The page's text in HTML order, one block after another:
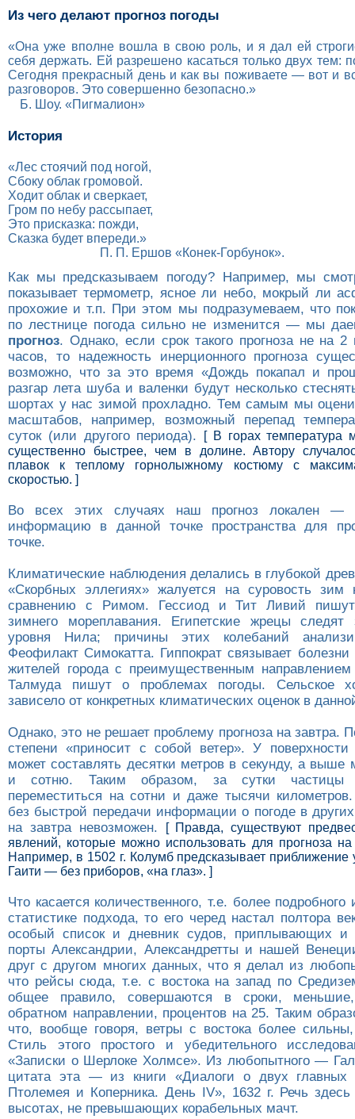
Из чего делают прогноз погоды
«Она уже вполне вошла в свою роль, и я дал ей
себя держать. Ей разрешено касаться только двух тем:
Сегодня прекрасный день и как вы поживаете — вот и
разговоров. Это совершенно безопасно.»
Б. Шоу. «Пигмалион»
История
«Лес стоячий под ногой,
Сбоку облак громовой.
Ходит облак и сверкает,
Гром по небу рассыпает,
Это присказка: пожди,
Сказка будет впереди.»
П. П. Ершов «Конек-Горбунок».
Как мы предсказываем погоду? Например, мы
показывает термометр, ясное ли небо, мокрый ли
прохожие и т.п. При этом мы подразумеваем, что
по лестнице погодa сильно не изменится — мы
прогноз. Однако, если срок такого прогноза не на
часов, то надежность инерционного прогноза
возможно, что за это время «Дождь покапал и
разгар лета шуба и валенки будут несколько
шортах у нас зимой прохладно. Тем самым мы
масштабов, например, возможный перепад
суток (или другого периода).
[ В горах температура
существенно быстрее, чем в долине. Автору
плавок к теплому горнолыжному костюму с
скоростью. ]
Во всех этих случаях наш прогноз локален —
информацию в данной точке пространства для
точке.
Климатические наблюдения делались в глубокой
«Скорбных эллегиях» жалуется на суровость
сравнению с Римом. Гессиод и Тит Ливий пишут
зимнего мореплавания. Египетские жрецы следят
уровня Нила; причины этих колебаний
Феофилакт Симокатта. Гиппократ связывает
жителей города с преимущественным
Талмуда пишут о проблемах погоды. Сельское
зависело от конкретных климатических оценок в
Однако, это не решает проблему прогноза на завтра.
степени «приносит с собой ветер». У поверхности
может составлять десятки метров в секунду, а выше
и сотню. Таким образом, за сутки частицы
переместиться на сотни и даже тысячи
без быстрой передачи информации о погоде в
на завтра невозможен.
[ Правда, существуют
явлений, которые можно использовать для прогноза на
Например, в 1502 г. Колумб предсказывает приближение
Гаити — без приборов, «на глаз». ]
Что касается количественного, т.е. более подробного
статистике подхода, то его черед настал полтора
особый список и дневник судов, приплывающих
порты Александрии, Александретты и нашей
друг с другом многих данных, что я делал из
что рейсы сюда, т.е. с востока на запад по
общее правило, совершаются в сроки,
обратном направлении, процентов на 25. Таким
что, вообще говоря, ветры с востока более
Стиль этого простого и убедительного
«Записки о Шерлоке Холмсе». Из любопытного —
цитата эта — из книги «Диалоги о двух главных
Птолемея и Коперника. День IV», 1632 г. Речь
высотах, не превышающих корабельных мачт.